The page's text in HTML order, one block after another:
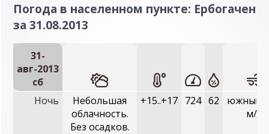
Погода в населенном пункте: Ербогачен
за 31.08.2013
31-
авг-2013
сб
Ночь
Небольшая
облачность.
Без осадков.
+15..+17 724 62
южный,
м/с